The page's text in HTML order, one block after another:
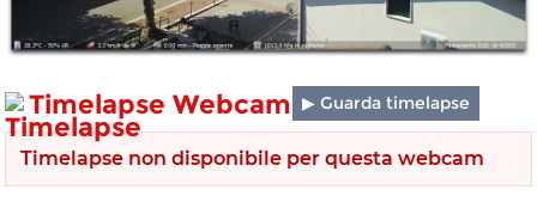
Timelapse Webcam ▶ Guarda timelapse
Timelapse non disponibile per questa webcam